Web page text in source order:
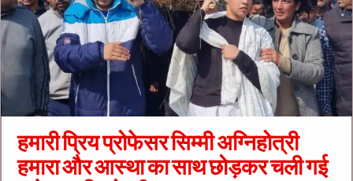
हमारी प्रिय प्रोफेसर सिम्मी अग्निहोत्री
हमारा और आस्था का साथ छोड़कर चली गई